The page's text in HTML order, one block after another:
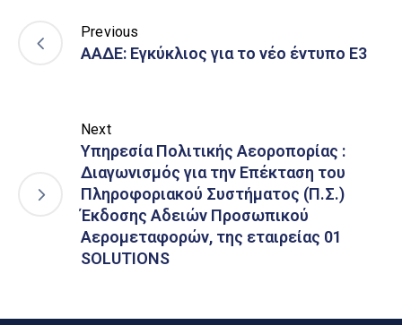
Previous
ΑΑΔΕ: Εγκύκλιος για το νέο έντυπο Ε3
Next
Υπηρεσία Πολιτικής Αεοροπορίας :
Διαγωνισμός για την Επέκταση του
Πληροφοριακού Συστήματος (Π.Σ.)
Έκδοσης Αδειών Προσωπικού
Αερομεταφορών, της εταιρείας 01
SOLUTIONS